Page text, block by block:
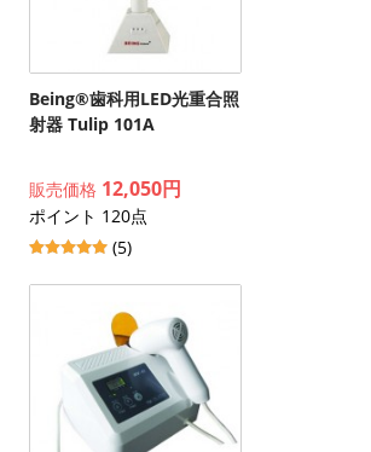
Being®歯科用LED光重合照
射器 Tulip 101A
販売価格 12,050円
ポイント 120点
(5)